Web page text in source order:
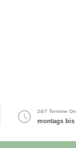
24/7 Termine
montags